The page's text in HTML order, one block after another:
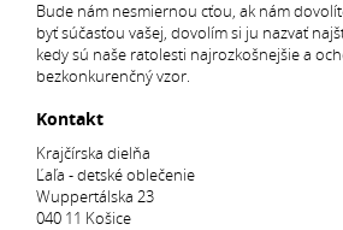
Bude nám nesmiernou cťou, ak nám
byť súčasťou vašej, dovolím si ju nazvať
kedy sú naše ratolesti najrozkošnejšie a
bezkonkurenčný vzor.
Kontakt
Krajčírska dielňa
Ľaľa - detské oblečenie
Wuppertálska 23
040 11 Košice